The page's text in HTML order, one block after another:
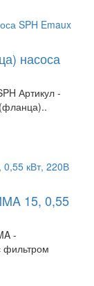
насоса
Артикул -
15, 0,55
-
фильтром